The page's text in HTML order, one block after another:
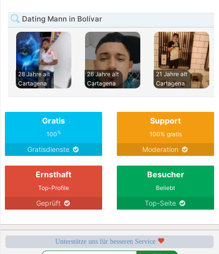
Dating Mann in Bolívar
28 Jahre alt
Cartagena
26 Jahre alt
Cartagena
21 Jahre alt
Cartagena
Gratis
100%
Gratisdienste
Support
100% gratis
Moderation
Ernsthaft
Top-Profile
Geprüft
Besucher
Beliebt
Top-Seite
Unterstütze uns für besseren Service